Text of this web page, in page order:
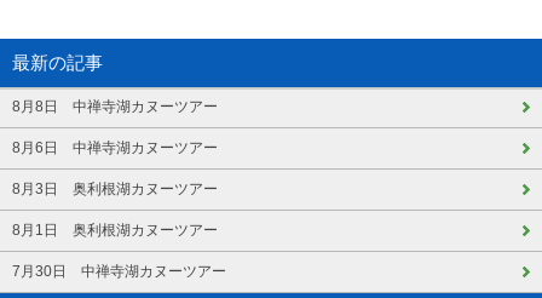
最新の記事
8月8日 中禅寺湖カヌーツアー
8月6日 中禅寺湖カヌーツアー
8月3日 奥利根湖カヌーツアー
8月1日 奥利根湖カヌーツアー
7月30日 中禅寺湖カヌーツアー